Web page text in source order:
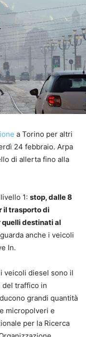
a Torino per altri
24 febbraio. Arpa
di allerta fino alla
1: stop, dalle 8
il trasporto di
quelli destinati al
anche i veicoli
In.
veicoli diesel sono il
del traffico in
grandi quantità
micropolveri e
per la Ricerca